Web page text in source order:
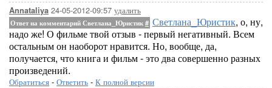
Annataliya 24-05-2012-09:57 удалить
Ответ на комментарий Светлана_Юристик # Светлана_Юристик, о, ну,
надо же! О фильме твой отзыв - первый негативный. Всем
остальным он наоборот нравится. Но, вообще, да,
получается, что книга и фильм - это два совершенно разных
произведений.
Обратиться - Ответить - К полной версии